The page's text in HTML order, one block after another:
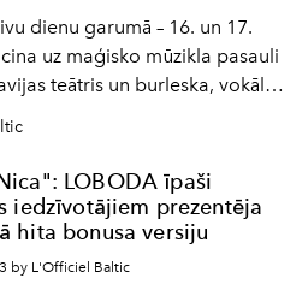
dienu garumā – 16. un 17.
uz maģisko mūzikla pasauli
teātris un burleska, vokāls
un citi mūzikas stili. Plus
ekrāni un citi unikāli efekti.
LOBODA īpaši
iedzīvotājiem prezentēja
hita bonusa versiju
by L'Officiel Baltic